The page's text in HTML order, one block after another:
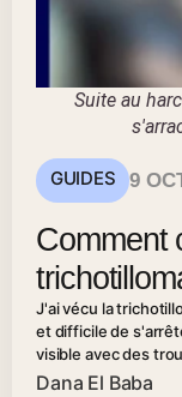
Suite au
GUIDES 9
Comment
J'ai vécu la
et difficile de
visible avec des
Dana El Baba